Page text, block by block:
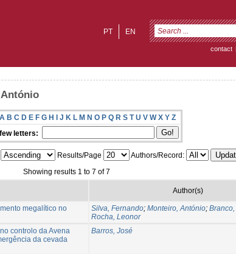
EN
PT
contact
A B C D E F G H I J K L M N O P Q R S T U V W X Y Z
letters:
Results/Page
Authors/Record:
Showing results 1 to 7 of 7
Author(s)
megalítico no
Silva, Fernando; Monteiro, António;
Rocha, Leonor
controlo da Avena
da cevada
Barros, José